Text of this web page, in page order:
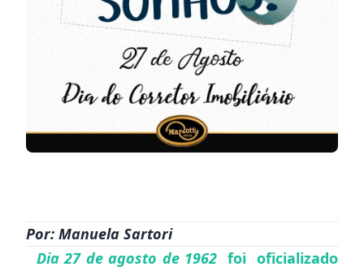
Por: Manuela Sartori
Dia 27 de agosto de 1962foi oficializado